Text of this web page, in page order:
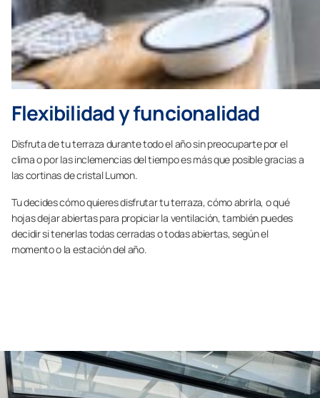
Flexibilidad y funcionalidad
Disfruta de tu terraza durante todo el año sin preocuparte por el
clima o por las inclemencias del tiempo es más que posible gracias a
las cortinas de cristal Lumon.
Tu decides cómo quieres disfrutar tu terraza, cómo abrirla, o qué
hojas dejar abiertas para propiciar la ventilación, también puedes
decidir si tenerlas todas cerradas o todas abiertas, según el
momento o la estación del año.